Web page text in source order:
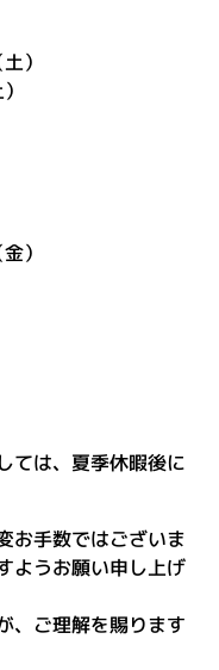
）
）
ては、夏季休暇後に
お手数ではございま
ようお願い申し上げ
、ご理解を賜ります